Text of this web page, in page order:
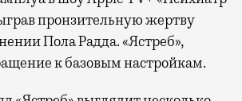
пронзительную жертву
Пола Радда. «Ястреб»,
к базовым настройкам.